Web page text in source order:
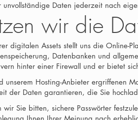
Daten jederzeit nach
wir die
digitalen Assets stellt uns die
Datenbanken und
hinter einer Firewall und er bietet
unserem Hosting-Anbieter ergriffenen
der Daten garantieren, die Sie
wir Sie bitten, sichere Passwörter